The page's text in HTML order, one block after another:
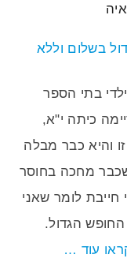
איה
בתי הספר
כיתה י"א,
והיא כבר מבלה
מחכה בחוסר
לומר שאני
הגדול.
עוד …